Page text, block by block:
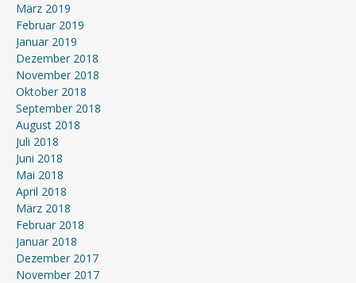
März 2019
Februar 2019
Januar 2019
Dezember 2018
November 2018
Oktober 2018
September 2018
August 2018
Juli 2018
Juni 2018
Mai 2018
April 2018
März 2018
Februar 2018
Januar 2018
Dezember 2017
November 2017